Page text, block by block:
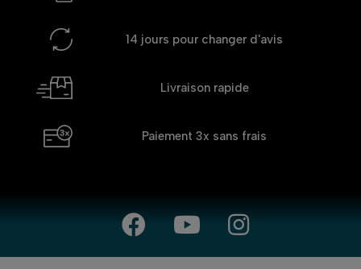
14 jours pour changer d'avis
Livraison rapide
Paiement 3x sans frais